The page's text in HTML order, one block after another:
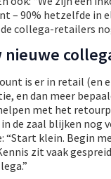
– 90% hetzelfde in
de collega-retailers
nieuwe
is er in retail (en
en dan meer
met het
de zaal blijken nog
“Start klein. Begin
zit vaak